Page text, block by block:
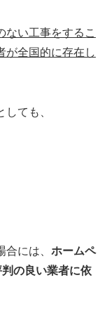
ない工事をするこ
が全国的に存在し
ても、
には、 ホームペ
の良い業者に依